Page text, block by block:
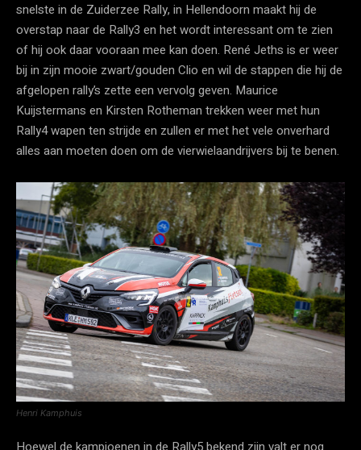
snelste in de Zuiderzee Rally, in Hellendoorn maakt hij de
overstap naar de Rally3 en het wordt interessant om te zien
of hij ook daar vooraan mee kan doen. René Jeths is er weer
bij in zijn mooie zwart/gouden Clio en wil de stappen die hij de
afgelopen rally’s zette een vervolg geven. Maurice
Kuijstermans en Kirsten Rotheman trekken weer met hun
Rally4 wapen ten strijde en zullen er met het vele onverhard
alles aan moeten doen om de vierwielaandrijvers bij te benen.
Henri Kamphuis